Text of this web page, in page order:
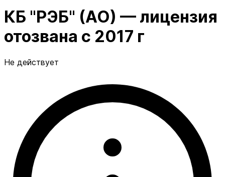
КБ "РЭБ" (АО) — лицензия
отозвана с 2017 г
Не действует